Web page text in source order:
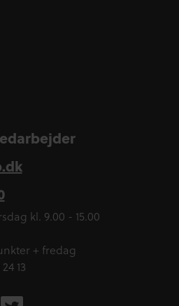
kl. 9.00 - 15.00
+ fredag
13